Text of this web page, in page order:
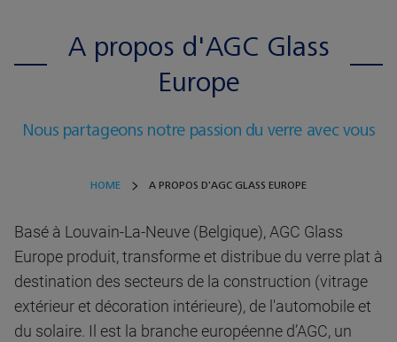
A propos d'AGC Glass
Europe
Nous partageons notre passion du verre avec vous
HOME A PROPOS D'AGC GLASS EUROPE
Basé à Louvain-La-Neuve (Belgique), AGC Glass
Europe produit, transforme et distribue du verre plat à
destination des secteurs de la construction (vitrage
extérieur et décoration intérieure), de l'automobile et
du solaire. Il est la branche européenne d’AGC, un